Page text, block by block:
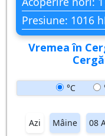
Presiune: 1016
Vremea în
°C
Azi Mâine 08